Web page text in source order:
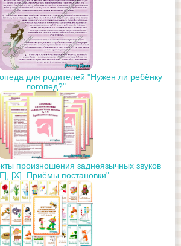
для родителей "Нужен ли ребёнку
логопед?"
произношения заднеязычных звуков
[Х]. Приёмы постановки"